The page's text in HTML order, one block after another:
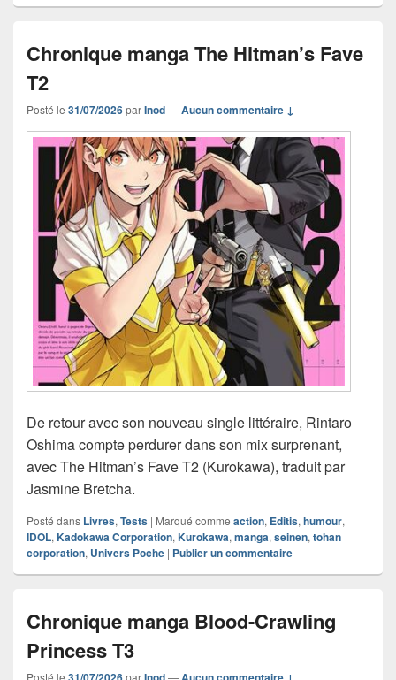
Chronique manga The Hitman’s Fave
T2
Posté le 31/07/2026parInod—Aucun commentaire ↓
De retour avec son nouveau single littéraire, Rintaro
Oshima compte perdurer dans son mix surprenant,
avec The Hitman’s Fave T2 (Kurokawa), traduit par
Jasmine Bretcha.
Posté dans Livres, Tests | Marqué comme action, Editis, humour,
IDOL, Kadokawa Corporation, Kurokawa, manga, seinen, tohan
corporation, Univers Poche | Publier un commentaire
Chronique manga Blood-Crawling
Princess T3
Posté le par —